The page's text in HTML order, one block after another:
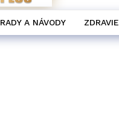
RADY A NÁVODY ZDRAVIE